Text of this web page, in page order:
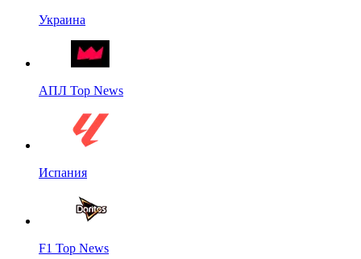
Украина
АПЛ Top News
Испания
F1 Top News